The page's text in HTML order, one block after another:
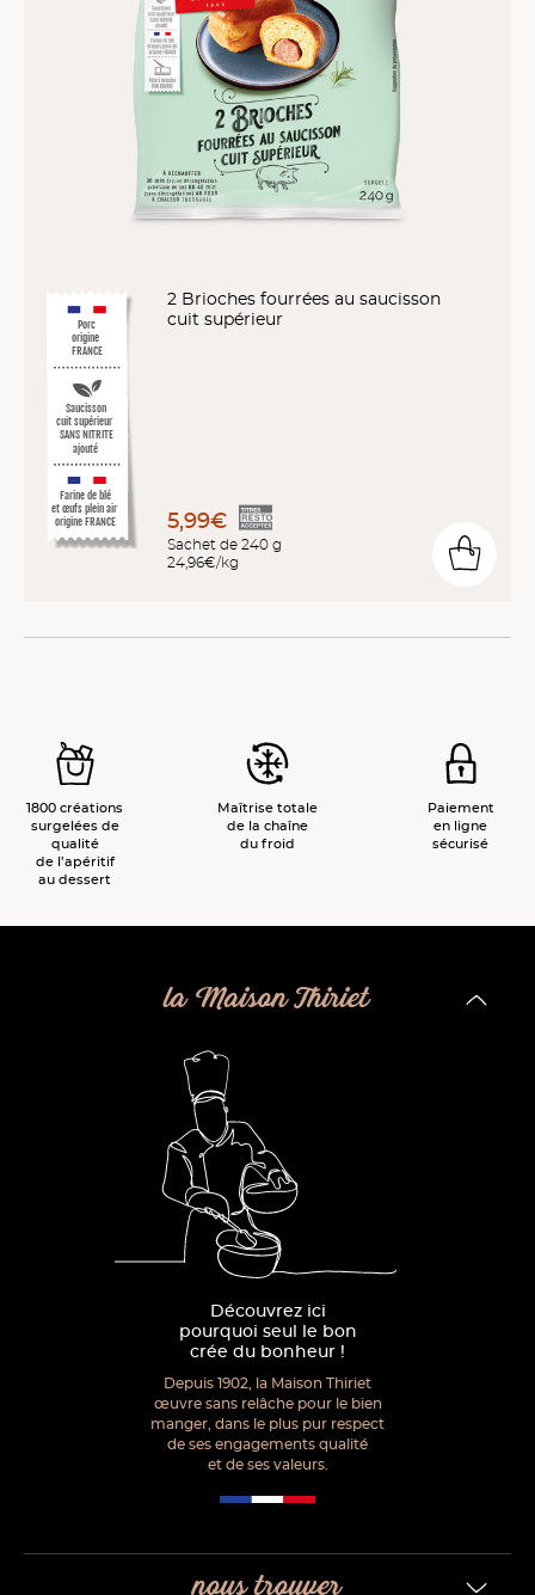
Porc
origine
FRANCE
Farine de blé
et œufs plein air
origine FRANCE
Saucisson
cuit supérieur
SANS NITRITE
ajouté
2 Brioches fourrées au saucisson
cuit supérieur
5,99€
Sachet de 240 g
24,96€/kg
1800 créations
surgelées de
qualité
de l’apéritif
au dessert
Maîtrise totale
de la chaîne
du froid
Paiement
en ligne
sécurisé
la Maison Thiriet
Découvrez ici
pourquoi seul le bon
crée du bonheur !
Depuis 1902, la Maison Thiriet
œuvre sans relâche pour le bien
manger, dans le plus pur respect
de ses engagements qualité
et de ses valeurs.
nous trouver